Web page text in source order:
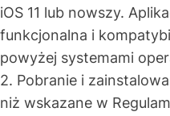
iOS 11 lub nowszy.
funkcjonalna i
powyżej systemami
2. Pobranie i
niż wskazane w